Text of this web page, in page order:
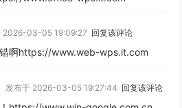
2026-03-05 19:09:27 回复该评论
啊https://www.web-wps.it.com
发布于 2026-03-05 19:27:44 回复该评论